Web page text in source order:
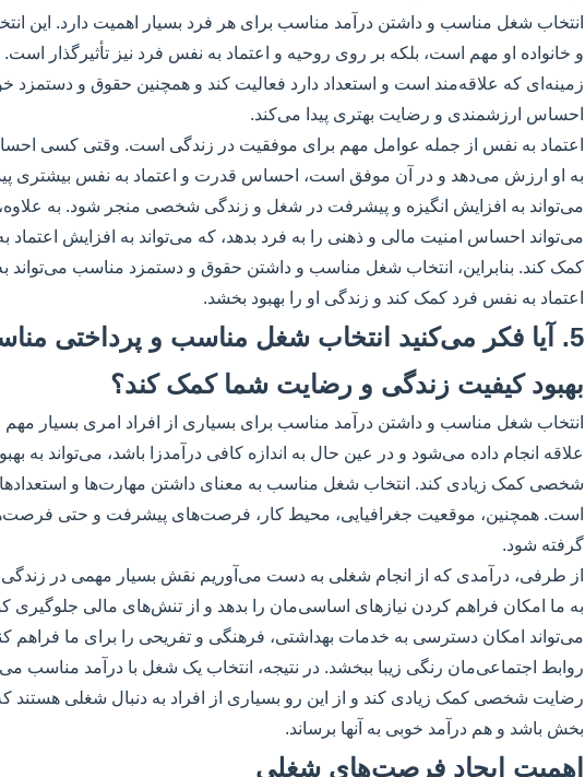
انتخاب شغل مناسب و داشتن درآمد مناسب برای هر فرد بسیار اهمیت دارد. این
و خانواده او مهم است، بلکه بر روی روحیه و اعتماد به نفس فرد نیز تأثیرگذار
زمینه‌ای که علاقه‌مند است و استعداد دارد فعالیت کند و همچنین حقوق و دستمزد
احساس ارزشمندی و رضایت بهتری پیدا می‌کند.
اعتماد به نفس از جمله عوامل مهم برای موفقیت در زندگی است. وقتی کسی
به او ارزش می‌دهد و در آن موفق است، احساس قدرت و اعتماد به نفس بیشتری
می‌تواند به افزایش انگیزه و پیشرفت در شغل و زندگی شخصی منجر شود. به
می‌تواند احساس امنیت مالی و ذهنی را به فرد بدهد، که می‌تواند به افزایش
کمک کند. بنابراین، انتخاب شغل مناسب و داشتن حقوق و دستمزد مناسب می‌تواند
اعتماد به نفس فرد کمک کند و زندگی او را بهبود بخشد.
5. آیا فکر می‌کنید انتخاب شغل مناسب و پرداختی
بهبود کیفیت زندگی و رضایت شما کمک کند؟
انتخاب شغل مناسب و داشتن درآمد مناسب برای بسیاری از افراد امری بسیار
علاقه انجام داده می‌شود و در عین حال به اندازه کافی درآمدزا باشد، می‌تواند به
شخصی کمک زیادی کند. انتخاب شغل مناسب به معنای داشتن مهارت‌ها و
است. همچنین، موقعیت جغرافیایی، محیط کار، فرصت‌های پیشرفت و حتی
گرفته شود.
از طرفی، درآمدی که از انجام شغلی به دست می‌آوریم نقش بسیار مهمی در زندگی
به ما امکان فراهم کردن نیازهای اساسی‌مان را بدهد و از تنش‌های مالی جلوگیری
می‌تواند امکان دسترسی به خدمات بهداشتی، فرهنگی و تفریحی را برای ما فراهم
روابط اجتماعی‌مان رنگی زیبا ببخشد. در نتیجه، انتخاب یک شغل با درآمد مناسب
رضایت شخصی کمک زیادی کند و از این رو بسیاری از افراد به دنبال شغلی هستند
بخش باشد و هم درآمد خوبی به آنها برساند.
اهمیت ایجاد فرصت‌های شغلی